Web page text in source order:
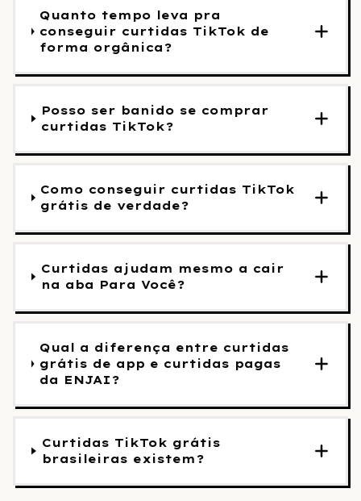
Quanto tempo leva pra
conseguir curtidas TikTok de
forma orgânica?
Posso ser banido se comprar
curtidas TikTok?
Como conseguir curtidas TikTok
grátis de verdade?
Curtidas ajudam mesmo a cair
na aba Para Você?
Qual a diferença entre curtidas
grátis de app e curtidas pagas
da ENJAI?
Curtidas TikTok grátis
brasileiras existem?